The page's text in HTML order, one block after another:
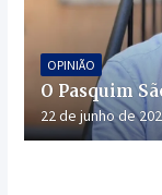
OPINIÃO
O Pasquim
22 de junho de